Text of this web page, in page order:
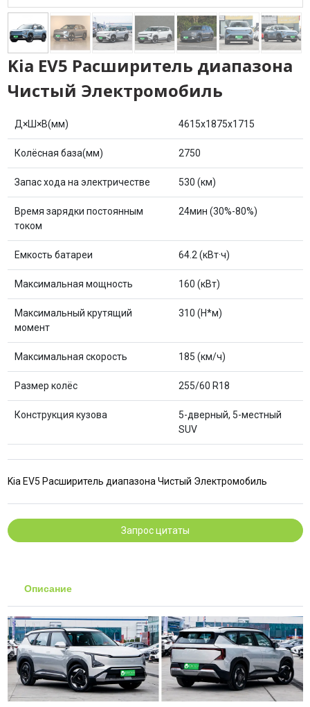
Kia EV5 Расширитель диапазона
Чистый Электромобиль
Д×Ш×В(мм) 4615x1875x1715
Колёсная база(мм) 2750
Запас хода на электричестве 530 (км)
Время зарядки постоянным
током
24мин (30%-80%)
Емкость батареи 64.2 (кВт·ч)
Максимальная мощность 160 (кВт)
Максимальный крутящий
момент
310 (Н*м)
Максимальная скорость 185 (км/ч)
Размер колёс 255/60 R18
Конструкция кузова
5-дверный, 5-местный
SUV
Kia EV5 Расширитель диапазона Чистый Электромобиль
Запрос цитаты
Описание